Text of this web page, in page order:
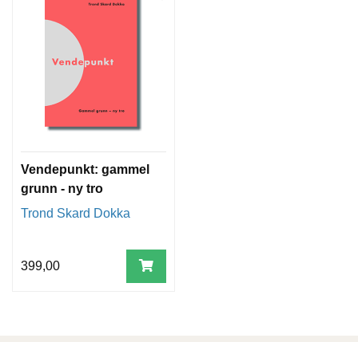
Vendepunkt: gammel
grunn - ny tro
Trond Skard Dokka
399,00